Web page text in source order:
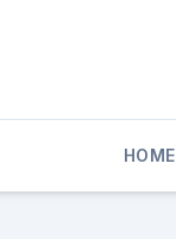
HOME